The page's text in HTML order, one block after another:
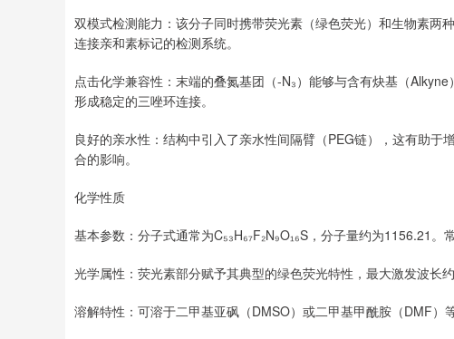
双模式检测能力：该分子同时携带荧光素（绿色荧光）和生物素两
连接亲和素标记的检测系统。
点击化学兼容性：末端的叠氮基团（-N₃）能够与含有炔基（
形成稳定的三唑环连接。
良好的亲水性：结构中引入了亲水性间隔臂（PEG链），这有助
合的影响。
化学性质
基本参数：分子式通常为C₅₃H₆₇F₂N₉O₁₆S，分子量约为1156.21。
光学属性：荧光素部分赋予其典型的绿色荧光特性，最大激发波长
溶解特性：可溶于二甲基亚砜（DMSO）或二甲基甲酰胺（DMF）